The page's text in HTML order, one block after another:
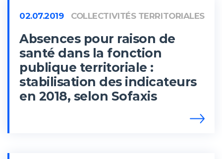
02.07.2019 COLLECTIVITÉS TERRITORIALES
Absences pour raison de
santé dans la fonction
publique territoriale :
stabilisation des indicateurs
en 2018, selon Sofaxis